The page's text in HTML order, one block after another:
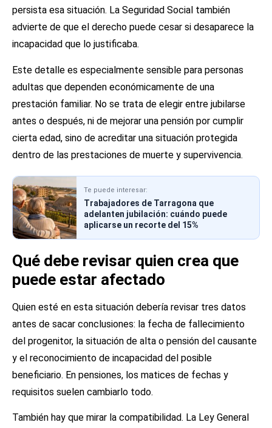
persista esa situación. La Seguridad Social también
advierte de que el derecho puede cesar si desaparece la
incapacidad que lo justificaba.
Este detalle es especialmente sensible para personas
adultas que dependen económicamente de una
prestación familiar. No se trata de elegir entre jubilarse
antes o después, ni de mejorar una pensión por cumplir
cierta edad, sino de acreditar una situación protegida
dentro de las prestaciones de muerte y supervivencia.
Te puede interesar:
Trabajadores de Tarragona que
adelanten jubilación: cuándo puede
aplicarse un recorte del 15%
Qué debe revisar quien crea que
puede estar afectado
Quien esté en esta situación debería revisar tres datos
antes de sacar conclusiones: la fecha de fallecimiento
del progenitor, la situación de alta o pensión del causante
y el reconocimiento de incapacidad del posible
beneficiario. En pensiones, los matices de fechas y
requisitos suelen cambiarlo todo.
También hay que mirar la compatibilidad. La Ley General